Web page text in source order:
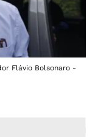
Flávio Bolsonaro -